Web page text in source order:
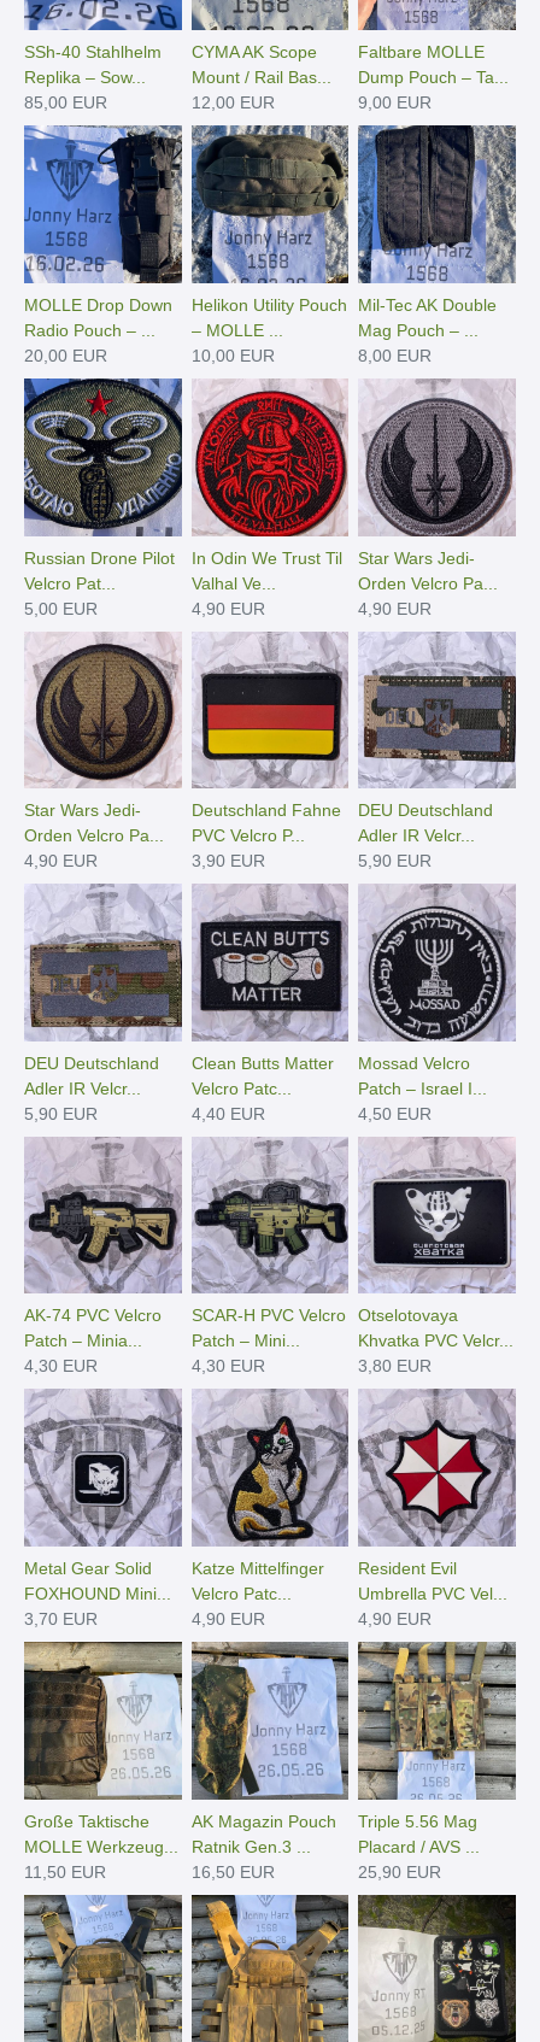
SSh-40 Stahlhelm
Replika – Sow...
85,00 EUR
CYMA AK Scope
Mount / Rail Bas...
12,00 EUR
Faltbare MOLLE
Dump Pouch – Ta...
9,00 EUR
MOLLE Drop Down
Radio Pouch – ...
20,00 EUR
Helikon Utility Pouch
– MOLLE ...
10,00 EUR
Mil-Tec AK Double
Mag Pouch – ...
8,00 EUR
Russian Drone Pilot
Velcro Pat...
5,00 EUR
In Odin We Trust Til
Valhal Ve...
4,90 EUR
Star Wars Jedi-
Orden Velcro Pa...
4,90 EUR
Star Wars Jedi-
Orden Velcro Pa...
4,90 EUR
Deutschland Fahne
PVC Velcro P...
3,90 EUR
DEU Deutschland
Adler IR Velcr...
5,90 EUR
DEU Deutschland
Adler IR Velcr...
5,90 EUR
Clean Butts Matter
Velcro Patc...
4,40 EUR
Mossad Velcro
Patch – Israel I...
4,50 EUR
AK-74 PVC Velcro
Patch – Minia...
4,30 EUR
SCAR-H PVC Velcro
Patch – Mini...
4,30 EUR
Otselotovaya
Khvatka PVC Velcr...
3,80 EUR
Metal Gear Solid
FOXHOUND Mini...
3,70 EUR
Katze Mittelfinger
Velcro Patc...
4,90 EUR
Resident Evil
Umbrella PVC Vel...
4,90 EUR
Große Taktische
MOLLE Werkzeug...
11,50 EUR
AK Magazin Pouch
Ratnik Gen.3 ...
16,50 EUR
Triple 5.56 Mag
Placard / AVS ...
25,90 EUR